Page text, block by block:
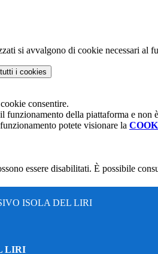
si avvalgono di cookie necessari al
i cookies
consentire.
funzionamento della piattaforma e non
potete visionare la
essere disabilitati. È possibile
ISOLA DEL LIRI
LIRI